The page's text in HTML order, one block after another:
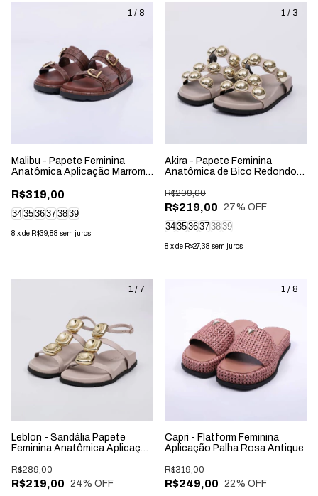
1 / 8
Malibu - Papete Feminina
Anatômica Aplicação Marrom
R$319,00
343536373839
8 xde R$39,88 sem juros
1 / 3
Akira - Papete Feminina
Anatômica de Bico Redondo
R$219,00
R$299,00
27% OFF
343536373839
8 xde R$27,38 sem juros
1 / 7
Leblon - Sandália Papete
Feminina Anatômica Aplicação
R$219,00
R$289,00
24% OFF
1 / 8
Capri - Flatform Feminina
Aplicação Palha Rosa Antique
R$249,00
R$319,00
22% OFF